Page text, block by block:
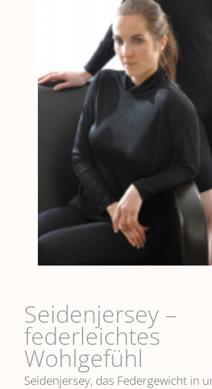
Seidenjersey –
federleichtes
Wohlgefühl
Seidenjersey, das Federgewicht in